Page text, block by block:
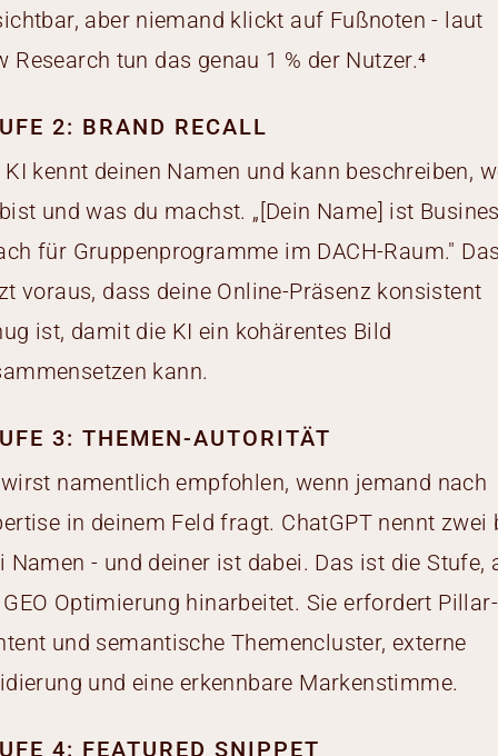
aber niemand klickt auf Fußnoten - laut
Research tun das genau 1 % der Nutzer.⁴
2: BRAND RECALL
KI kennt deinen Namen und kann beschreiben,
und was du machst. „[Dein Name] ist
für Gruppenprogramme im DACH-Raum."
voraus, dass deine Online-Präsenz konsistent
ist, damit die KI ein kohärentes Bild
kann.
3: THEMEN-AUTORITÄT
namentlich empfohlen, wenn jemand nach
in deinem Feld fragt. ChatGPT nennt zwei
Namen - und deiner ist dabei. Das ist die Stufe,
Optimierung hinarbeitet. Sie erfordert Pillar-
und semantische Themencluster, externe
und eine erkennbare Markenstimme.
4: FEATURED SNIPPET